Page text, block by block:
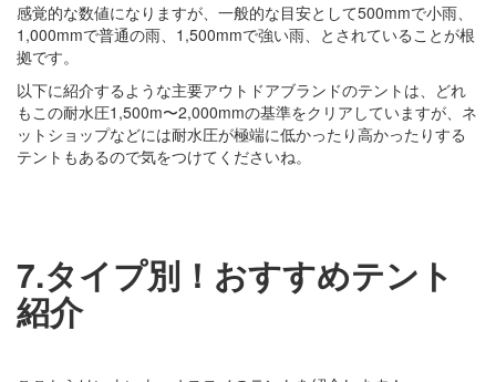
感覚的な数値になりますが、一般的な目安として500mmで小雨、
1,000mmで普通の雨、1,500mmで強い雨、とされていることが根
拠です。
以下に紹介するような主要アウトドアブランドのテントは、どれ
もこの耐水圧1,500m〜2,000mmの基準をクリアしていますが、ネ
ットショップなどには耐水圧が極端に低かったり高かったりする
テントもあるので気をつけてくださいね。
7.タイプ別！おすすめテント
紹介